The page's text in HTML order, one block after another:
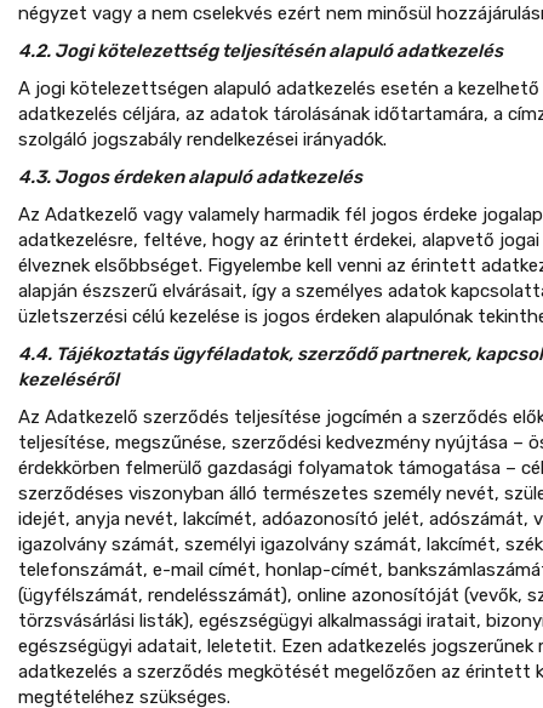
négyzet vagy a nem cselekvés ezért nem minősül
4.2. Jogi kötelezettség teljesítésén alapuló adatkezelés
A jogi kötelezettségen alapuló adatkezelés esetén a
adatkezelés céljára, az adatok tárolásának időtartamára, a
szolgáló jogszabály rendelkezései irányadók.
4.3. Jogos érdeken alapuló adatkezelés
Az Adatkezelő vagy valamely harmadik fél jogos érdeke
adatkezelésre, feltéve, hogy az érintett érdekei, alapvető
élveznek elsőbbséget. Figyelembe kell venni az érintett
alapján észszerű elvárásait, így a személyes adatok
üzletszerzési célú kezelése is jogos érdeken alapulónak
4.4. Tájékoztatás ügyféladatok, szerződő partnerek,
kezeléséről
Az Adatkezelő szerződés teljesítése jogcímén a szerződés
teljesítése, megszűnése, szerződési kedvezmény nyújtása –
érdekkörben felmerülő gazdasági folyamatok támogatása –
szerződéses viszonyban álló természetes személy nevét,
idejét, anyja nevét, lakcímét, adóazonosító jelét, adószámát,
igazolvány számát, személyi igazolvány számát, lakcímét,
telefonszámát, e-mail címét, honlap-címét,
(ügyfélszámát, rendelésszámát), online azonosítóját (vevők,
törzsvásárlási listák), egészségügyi alkalmassági iratait,
egészségügyi adatait, leletetit. Ezen adatkezelés jogszerűnek
adatkezelés a szerződés megkötését megelőzően az érintett
megtételéhez szükséges.